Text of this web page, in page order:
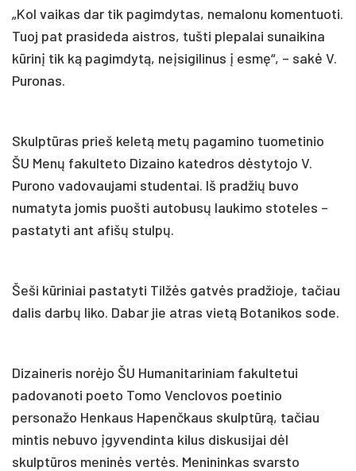
„Kol vaikas dar tik pagimdytas, nemalonu komentuoti.
Tuoj pat prasideda aistros, tušti plepalai sunaikina
kūrinį tik ką pagimdytą, neįsigilinus į esmę“, – sakė V.
Puronas.
Skulptūras prieš keletą metų pagamino tuometinio
ŠU Menų fakulteto Dizaino katedros dėstytojo V.
Purono vadovaujami studentai. Iš pradžių buvo
numatyta jomis puošti autobusų laukimo stoteles –
pastatyti ant afišų stulpų.
Šeši kūriniai pastatyti Tilžės gatvės pradžioje, tačiau
dalis darbų liko. Dabar jie atras vietą Botanikos sode.
Dizaineris norėjo ŠU Humanitariniam fakultetui
padovanoti poeto Tomo Venclovos poetinio
personažo Henkaus Hapenčkaus skulptūrą, tačiau
mintis nebuvo įgyvendinta kilus diskusijai dėl
skulptūros meninės vertės. Menininkas svarsto